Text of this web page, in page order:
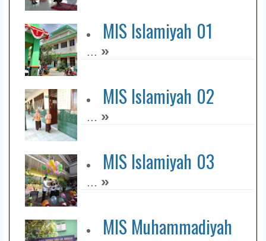
MIS Islamiyah 01
... »
MIS Islamiyah 02
... »
MIS Islamiyah 03
... »
MIS Muhammadiyah